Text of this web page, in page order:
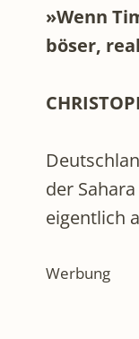
»Wenn
böser,
der
eigentlich
Werbung